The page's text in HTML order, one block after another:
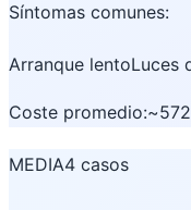
Síntomas comunes:
Arranque lentoLuces
Coste promedio:
MEDIA4 casos